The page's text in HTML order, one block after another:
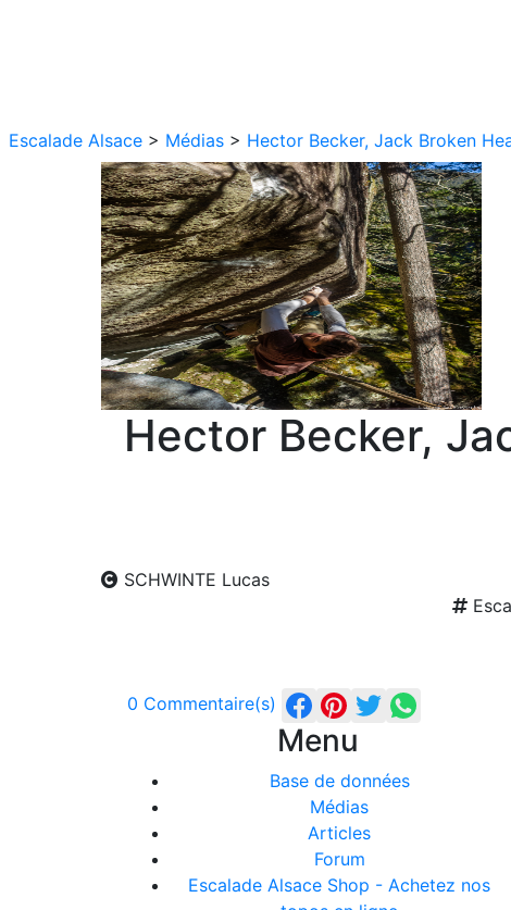
Escalade Alsace > Médias > Hector Becker, Jack Broken
Hector Becker,
SCHWINTE Lucas
0 Commentaire(s)
Menu
Base de données
Médias
Articles
Forum
Escalade Alsace Shop - Achetez nos